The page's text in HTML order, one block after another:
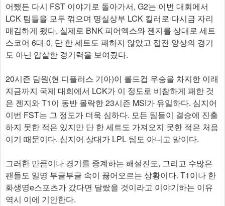
어쨌든 다시 FST 이야기로 돌아가서, G2는 이번 대회에서
LCK 팀들을 모두 꺾으며 명실상부 LCK 킬러로 다시금 자리
매김하게 됐다. 실제로 BNK 피어엑스와 젠지를 상대로 세트
스코어 6대 0, 단 한 세트도 패하지 않았고 접전 양상의 경기
도 아닌 압살한 경기력을 보여줬다.
20시즌 담원(현 디플러스 기아)이 롤드컵 우승을 차지한 이래
지금까지 국제 대회에서 LCK가 이 정도로 비참하게 패한 것
은 젠지와 T1이 동반 몰락한 23시즌 MSI가 유일하다. 심지어
이번 FST는 그 정도가 더욱 심하다. 모든 팀들이 결승에 진출
하지 못한 적은 있지만 단 한 세트도 가져오지 못한 적은 처음
이기 때문이다. 심지어 상대가 LPL 팀도 아니고 말이다.
그러한 만큼이나 경기를 중계하는 해설진도, 그리고 수많은
팬들도 일명 부글부글 속이 끓어오르는 상황이다. T1이나 한
화생명e스포츠가 갔다면 달랐을 것이라고 이야기하는 이유
역시 이에 기인한다.